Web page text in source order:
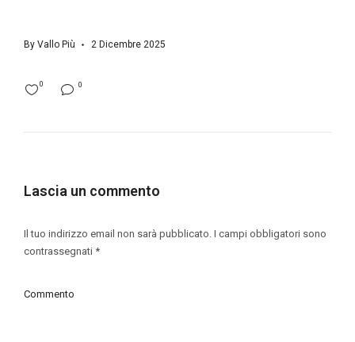
By Vallo Più 2 Dicembre 2025
0
0
Lascia un commento
Il tuo indirizzo email non sarà pubblicato. I campi obbligatori sono
contrassegnati *
Commento